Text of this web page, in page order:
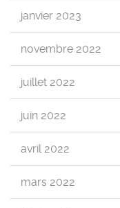
janvier 2023
novembre 2022
juillet 2022
juin 2022
avril 2022
mars 2022